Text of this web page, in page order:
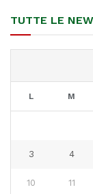
TUTTE LE
L M
3 4
10 11